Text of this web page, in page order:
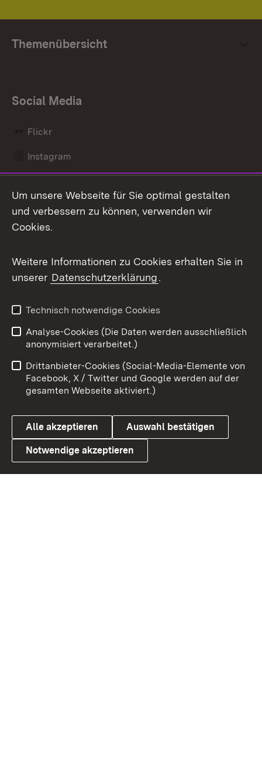
Themenübersicht
Social Media
Flickr
Instagram
Mastodon
Messenger
Social Wall
X / Twitter
Youtube
Link zum Landesportal
Benutzungshinweise
Barrierefreiheit
Datenschutz
Cookies
Um unsere Webseite für Sie optimal gestalten
und verbessern zu können, verwenden wir
Cookies.
Weitere Informationen zu Cookies erhalten Sie in
unserer Datenschutzerklärung.
Technisch notwendige Cookies
Analyse-Cookies (Die Daten werden ausschließlich
anonymisiert verarbeitet.)
Drittanbieter-Cookies (Social-Media-Elemente von
Facebook, X / Twitter und Google werden auf der
gesamten Webseite aktiviert.)
Alle akzeptieren Auswahl bestätigen
Notwendige akzeptieren